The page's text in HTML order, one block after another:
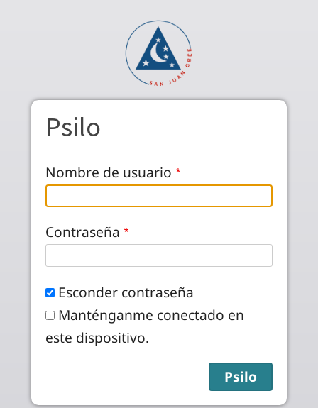
Psilo
Nombre de usuario
Contraseña
Esconder contraseña
Manténganme conectado en
este dispositivo.